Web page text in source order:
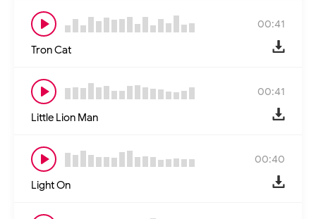
00:41
Tron Cat
00:41
Little Lion Man
00:40
Light On